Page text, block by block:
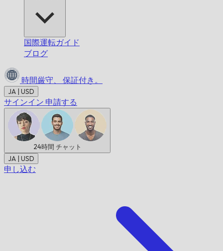
国際運転ガイド
ブログ
時間厳守、 保証付き。
JA | USD
サインイン 申請する
24時間 チャット
JA | USD
申し込む